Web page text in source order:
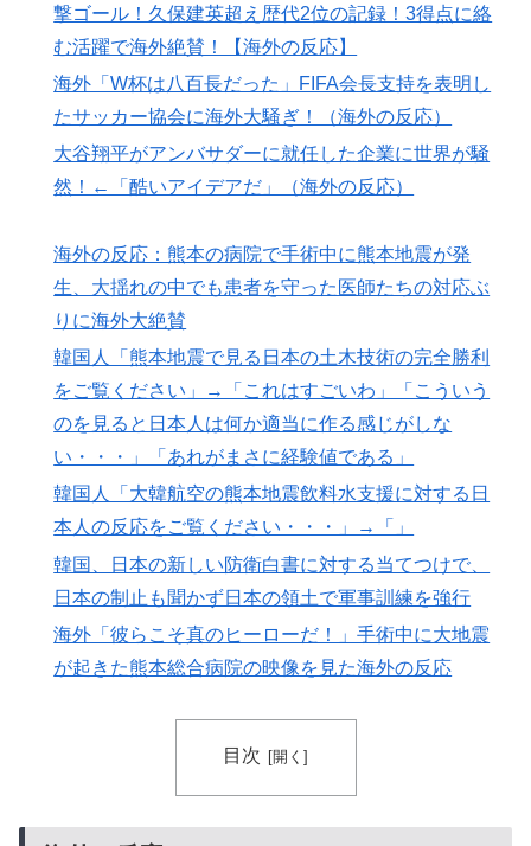
がまさに経験値である」
▶ 韓国人「この夏、韓国人が東京へ行くしかない理由がこ
ちら…」→「快適そうでめちゃくちゃ羨ましい…（ﾌﾞﾙ
ﾌﾞﾙ」＝韓国の反応
▶ 海外「あるある！」日本を旅行した外国人が患う新たな
症状「日本後PTSD」に海外が大騒ぎ
となんだ」満点なのに二度と起動しない理由…
▶ 韓国人「韓国人が衝撃を受けた意外な日本の運転文化が
こちらです‥」→「日本人はこんなに徹底している‥」
撃ゴール！久保建英超え歴代2位の記録！3得点に絡
む活躍で海外絶賛！【海外の反応】
海外「W杯は八百長だった」FIFA会長支持を表明し
たサッカー協会に海外大騒ぎ！（海外の反応）
大谷翔平がアンバサダーに就任した企業に世界が騒
然！←「酷いアイデアだ」（海外の反応）
海外の反応：熊本の病院で手術中に熊本地震が発
生、大揺れの中でも患者を守った医師たちの対応ぶ
りに海外大絶賛
韓国人「熊本地震で見る日本の土木技術の完全勝利
をご覧ください」→「これはすごいわ」「こういう
のを見ると日本人は何か適当に作る感じがしな
い・・・」「あれがまさに経験値である」
韓国人「大韓航空の熊本地震飲料水支援に対する日
本人の反応をご覧ください・・・」→「」
韓国、日本の新しい防衛白書に対する当てつけで、
日本の制止も聞かず日本の領土で軍事訓練を強行
海外「彼らこそ真のヒーローだ！」手術中に大地震
が起きた熊本総合病院の映像を見た海外の反応
目次